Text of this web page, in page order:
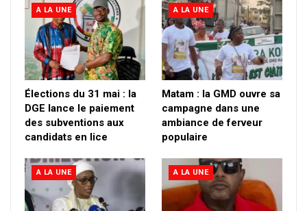
A LA UNE
Élections du 31 mai : la
DGE lance le paiement
des subventions aux
candidats en lice
A LA UNE
Matam : la GMD ouvre sa
campagne dans une
ambiance de ferveur
populaire
A LA UNE A LA UNE